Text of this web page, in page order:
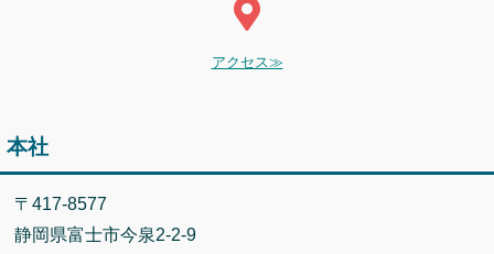
アクセス≫
本社
〒417-8577
静岡県富士市今泉2-2-9